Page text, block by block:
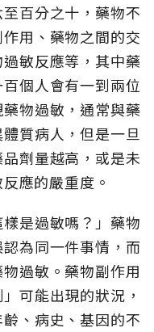
百分之十，藥物不
用、藥物之間的交
敏反應等，其中藥
個人會有一到兩位
物過敏，通常與藥
質病人，但是一旦
劑量越高，或是未
應的嚴重度。
是過敏嗎？」藥物
為同一件事情，而
過敏。藥物副作用
可能出現的狀況，
、病史、基因的不